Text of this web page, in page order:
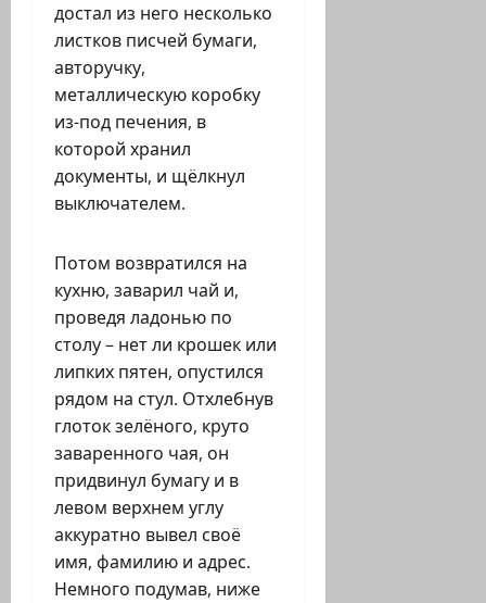
достал из него несколько
листков писчей бумаги,
авторучку,
металлическую коробку
из-под печения, в
которой хранил
документы, и щёлкнул
выключателем.
Потом возвратился на
кухню, заварил чай и,
проведя ладонью по
столу – нет ли крошек или
липких пятен, опустился
рядом на стул. Отхлебнув
глоток зелёного, круто
заваренного чая, он
придвинул бумагу и в
левом верхнем углу
аккуратно вывел своё
имя, фамилию и адрес.
Немного подумав, ниже